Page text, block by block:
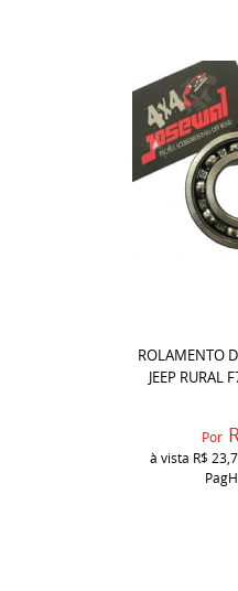
ROLAMENTO
JEEP RURAL
Por
à vista R$